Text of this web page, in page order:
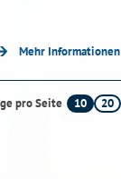
Mehr Informationen
pro Seite 10 20